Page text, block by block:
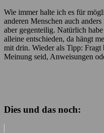
Wie immer halte ich es für
anderen Menschen auch
aber gegenteilig. Natürlich
alleine entschieden, da hängt
mit drin. Wieder als Tipp:
Meinung seid, Anweisungen
Dies und das noch: